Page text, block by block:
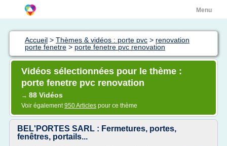
Menu
Accueil > Thèmes & vidéos : porte pvc > renovation
porte fenetre > porte fenetre pvc renovation
Vidéos sélectionnées pour le thème :
porte fenetre pvc renovation
→ 88 Vidéos
Voir également950 Articles pour ce thème
BEL'PORTES SARL : Fermetures, portes,
fenêtres, portails...